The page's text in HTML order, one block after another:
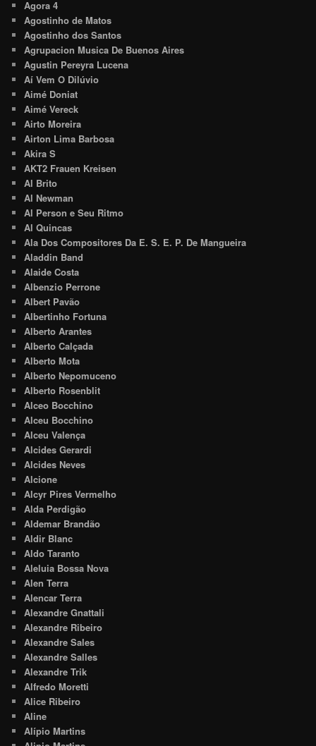
Agora 4
Agostinho de Matos
Agostinho dos Santos
Agrupacion Musica De Buenos Aires
Agustin Pereyra Lucena
Aí Vem O Dilúvio
Aimé Doniat
Aimé Vereck
Airto Moreira
Airton Lima Barbosa
Akira S
AKT2 Frauen Kreisen
Al Brito
Al Newman
Al Person e Seu Ritmo
Al Quincas
Ala Dos Compositores Da E. S. E. P. De Mangueira
Aladdin Band
Alaide Costa
Albenzio Perrone
Albert Pavão
Albertinho Fortuna
Alberto Arantes
Alberto Calçada
Alberto Mota
Alberto Nepomuceno
Alberto Rosenblit
Alceo Bocchino
Alceu Bocchino
Alceu Valença
Alcides Gerardi
Alcides Neves
Alcione
Alcyr Pires Vermelho
Alda Perdigão
Aldemar Brandão
Aldir Blanc
Aldo Taranto
Aleluia Bossa Nova
Alen Terra
Alencar Terra
Alexandre Gnattali
Alexandre Ribeiro
Alexandre Sales
Alexandre Salles
Alexandre Trik
Alfredo Moretti
Alice Ribeiro
Aline
Alípio Martins